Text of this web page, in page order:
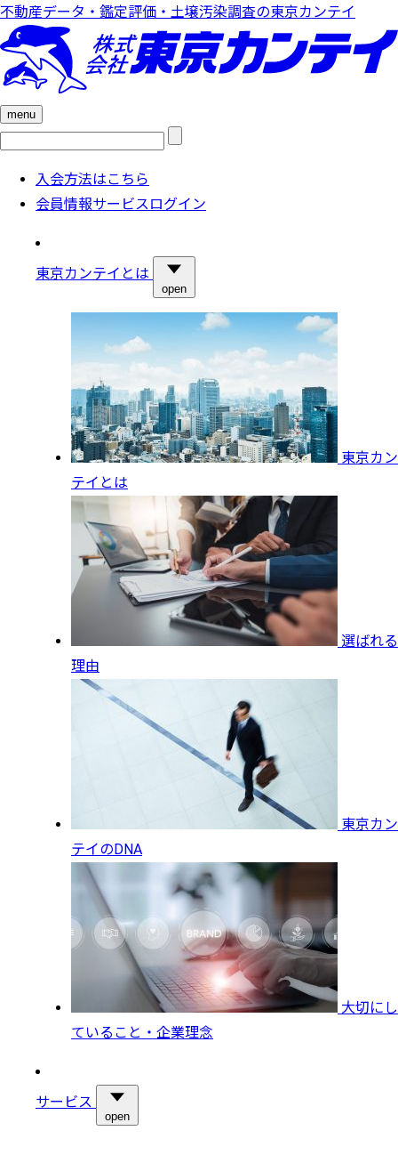
不動産データ・鑑定評価・土壌汚染調査の東京カンテイ
menu
検
入会方法はこちら
会員情報サービスログイン
東京カンテイとは
open
東京カン
テイとは
選ばれる
理由
東京カン
テイのDNA
大切にし
ていること・企業理念
サービス
open